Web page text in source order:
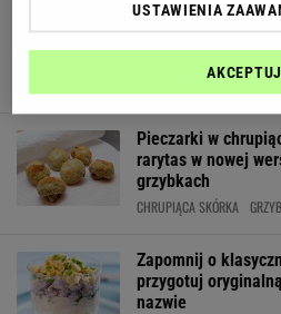
Sylwestrowa deska
spektakularnym
Pieczarki w
rarytas w nowej
grzybkach
CHRUPIĄCA SKÓRKA
Zapomnij o
przygotuj
nazwie
USTAWIENIA